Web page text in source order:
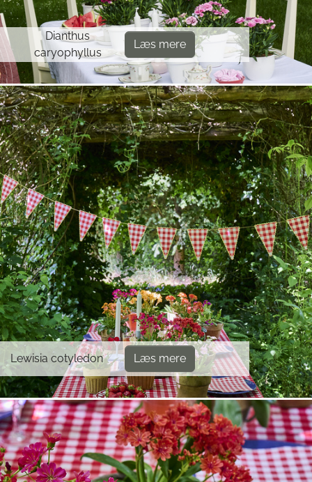
Dianthus
caryophyllus
Læs mere
Lewisia cotyledon Læs mere